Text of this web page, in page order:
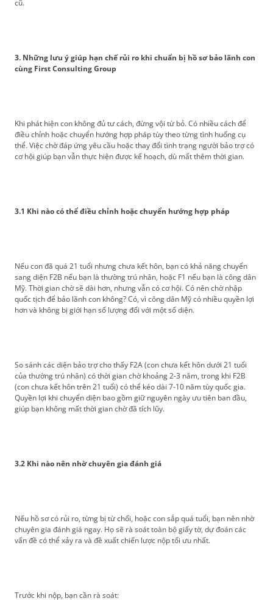
cũ.
3. Những lưu ý giúp hạn chế rủi ro khi chuẩn bị hồ sơ bảo lãnh con
cùng First Consulting Group
Khi phát hiện con không đủ tư cách, đừng vội từ bỏ. Có nhiều cách để
điều chỉnh hoặc chuyển hướng hợp pháp tùy theo từng tình huống cụ
thể. Việc chờ đáp ứng yêu cầu hoặc thay đổi tình trạng người bảo trợ có
cơ hội giúp bạn vẫn thực hiện được kế hoạch, dù mất thêm thời gian.
3.1 Khi nào có thể điều chỉnh hoặc chuyển hướng hợp pháp
Nếu con đã quá 21 tuổi nhưng chưa kết hôn, bạn có khả năng chuyển
sang diện F2B nếu bạn là thường trú nhân, hoặc F1 nếu bạn là công dân
Mỹ. Thời gian chờ sẽ dài hơn, nhưng vẫn có cơ hội. Có nên chờ nhập
quốc tịch để bảo lãnh con không? Có, vì công dân Mỹ có nhiều quyền lợi
hơn và không bị giới hạn số lượng đối với một số diện.
So sánh các diện bảo trợ cho thấy F2A (con chưa kết hôn dưới 21 tuổi
của thường trú nhân) có thời gian chờ khoảng 2-3 năm, trong khi F2B
(con chưa kết hôn trên 21 tuổi) có thể kéo dài 7-10 năm tùy quốc gia.
Quyền lợi khi chuyển diện bao gồm giữ nguyên ngày ưu tiên ban đầu,
giúp bạn không mất thời gian chờ đã tích lũy.
3.2 Khi nào nên nhờ chuyên gia đánh giá
Nếu hồ sơ có rủi ro, từng bị từ chối, hoặc con sắp quá tuổi, bạn nên nhờ
chuyên gia đánh giá ngay. Họ sẽ rà soát toàn bộ giấy tờ, dự đoán các
vấn đề có thể xảy ra và đề xuất chiến lược nộp tối ưu nhất.
Trước khi nộp, bạn cần rà soát: